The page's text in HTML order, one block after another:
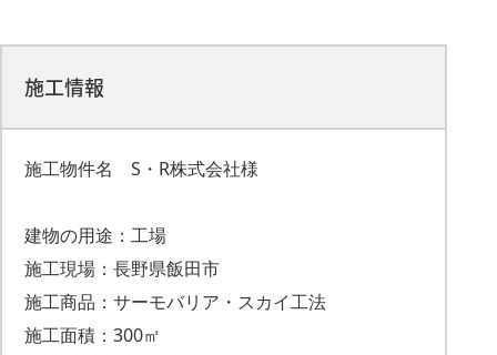
施工情報
施工物件名 S・R株式会社様
建物の用途：工場
施工現場：長野県飯田市
施工商品：サーモバリア・スカイ工法
施工面積：300㎡